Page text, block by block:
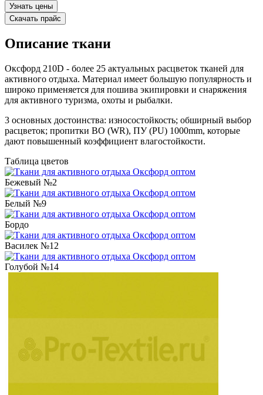
Узнать цены
Скачать прайс
Описание ткани
Оксфорд 210D - более 25 актуальных расцветок тканей для
активного отдыха. Материал имеет большую популярность и
широко применяется для пошива экипировки и снаряжения
для активного туризма, охоты и рыбалки.
3 основных достоинства: износостойкость; обширный выбор
расцветок; пропитки ВО (WR), ПУ (PU) 1000mm, которые
дают повышенный коэффициент влагостойкости.
Таблица цветов
Бежевый №2
Белый №9
Бордо
Василек №12
Голубой №14